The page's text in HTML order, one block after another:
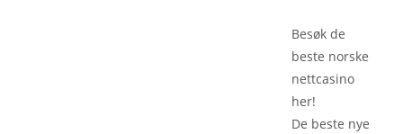
Besøk de
beste norske
nettcasino
her!
De beste nye